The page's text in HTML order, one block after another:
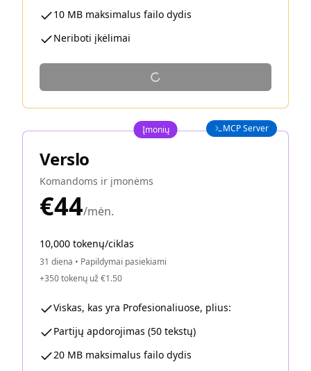
10 MB maksimalus failo dydis
Neriboti įkėlimai
Įmonių MCP Server
Verslo
Komandoms ir įmonėms
€44/mėn.
10,000 tokenų/ciklas
31 diena • Papildymai pasiekiami
+350 tokenų už €1.50
Viskas, kas yra Profesionaliuose, plius:
Partijų apdorojimas (50 tekstų)
20 MB maksimalus failo dydis